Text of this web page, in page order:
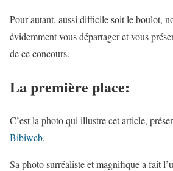
Pour autant, aussi difficile soit le boulot,
évidemment vous départager et vous
de ce concours.
La première place:
C’est la photo qui illustre cet article,
Bibiweb.
Sa photo surréaliste et magnifique a fait